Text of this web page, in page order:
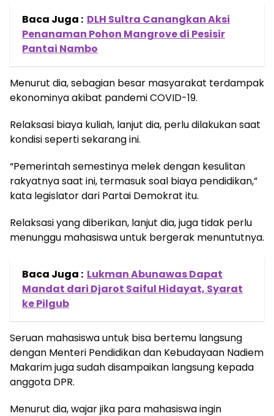
Baca Juga : DLH Sultra Canangkan Aksi
Penanaman Pohon Mangrove di Pesisir
Pantai Nambo
Menurut dia, sebagian besar masyarakat terdampak
ekonominya akibat pandemi COVID-19.
Relaksasi biaya kuliah, lanjut dia, perlu dilakukan saat
kondisi seperti sekarang ini.
“Pemerintah semestinya melek dengan kesulitan
rakyatnya saat ini, termasuk soal biaya pendidikan,”
kata legislator dari Partai Demokrat itu.
Relaksasi yang diberikan, lanjut dia, juga tidak perlu
menunggu mahasiswa untuk bergerak menuntutnya.
Baca Juga : Lukman Abunawas Dapat
Mandat dari Djarot Saiful Hidayat, Syarat
ke Pilgub
Seruan mahasiswa untuk bisa bertemu langsung
dengan Menteri Pendidikan dan Kebudayaan Nadiem
Makarim juga sudah disampaikan langsung kepada
anggota DPR.
Menurut dia, wajar jika para mahasiswa ingin